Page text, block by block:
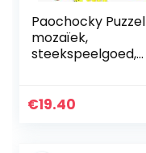
Paochocky Puzzel
mozaïek,
steekspeelgoed,
puzzel met
€19.40